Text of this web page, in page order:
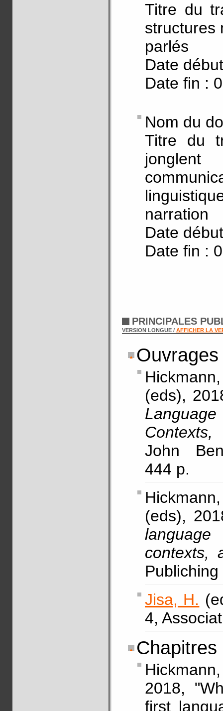
Titre du
structures
parlés
Date
Date fin :
Nom du
Titre du
narration
Date
Date fin :
PRINCIPALES
VERSION LONGUE / AFFICHER LA
(eds),
John
444 p.
(eds),
contexts,
Jisa, H.
4,
2018,
first